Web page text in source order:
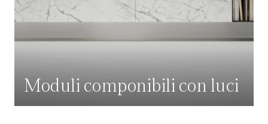
Moduli componibili con luci